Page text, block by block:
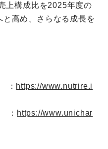
上構成比を2025年度の
高め、さらなる成長を
https://www.nutrire.i
： https://www.unichar